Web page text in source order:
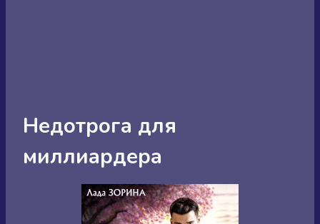
Недотрога для
миллиардера